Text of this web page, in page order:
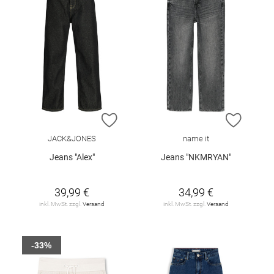
ZUR WUNSCHLISTE HINZUFÜGEN
JACK&JONES
Jeans "Alex"
39,99 €
inkl. MwSt. zzgl. Versand
ZUR
name it
Jeans "NKMRYAN"
34,99 €
inkl. MwSt. zzgl. Versand
-33%